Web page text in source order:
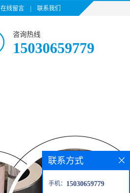
在线留言 联系我们
咨询热线
15030659779
联系方式
手机： 15030659779